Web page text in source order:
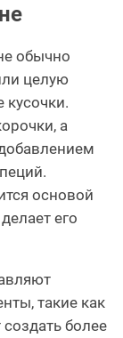
обычно
целую
кусочки.
а
основой
его
такие как
более